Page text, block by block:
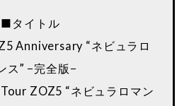
■タイトル
Anniversary “ネビュラロ
ス” −完全版−
ZOZ5 “ネビュラロマン